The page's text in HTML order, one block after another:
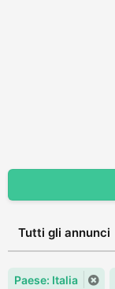
Tutti gli annunci
Paese: Italia